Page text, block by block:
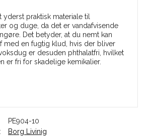
praktisk materiale til
og duge, da det er vandafvisende
Det betyder, at du nemt kan
med en fugtig klud, hvis der bliver
er desuden phthalatfri, hvilket
er fri for skadelige kemikalier.
PE904-10
Borg Livinig